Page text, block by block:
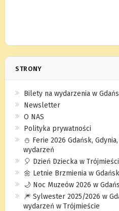
STRONY
Bilety na wydarzenia w
Newsletter
O NAS
Polityka prywatności
⛄️ Ferie 2026 Gdańsk,
wydarzeń
🎈 Dzień Dziecka w
🌼 Letnie Brzmienia w
🌙 Noc Muzeów 2026 w
🎆 Sylwester 2025/2026 w
wydarzeń w Trójmieście